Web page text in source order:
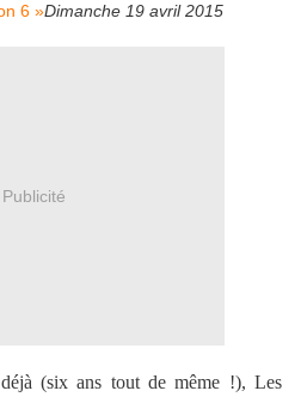
Dimanche 19 avril 2015
Publicité
déjà (six ans tout de même !), Les